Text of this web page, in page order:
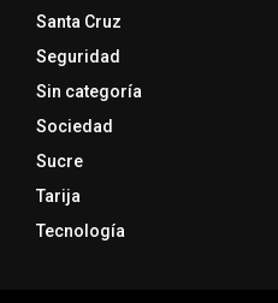
Santa Cruz
Seguridad
Sin categoría
Sociedad
Sucre
Tarija
Tecnología